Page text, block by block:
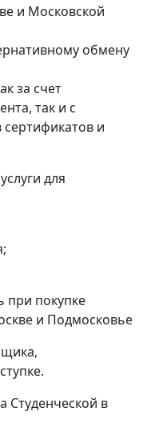
и Московской
обмену
за счет
так и с
и
для
покупке
и Подмосковье